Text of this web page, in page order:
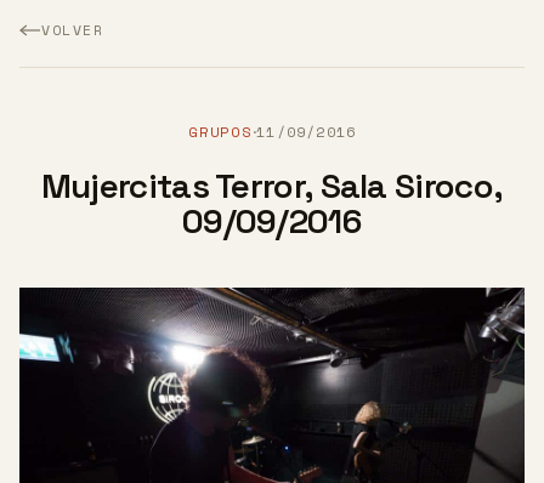
VOLVER
GRUPOS·11/09/2016
Mujercitas Terror, Sala Siroco,
09/09/2016